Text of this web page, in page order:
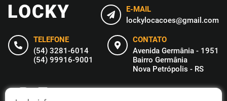
E-MAIL
lockylocacoes@gmail.com
TELEFONE
(54) 3281-6014
(54) 99916-9001
CONTATO
Avenida Germânia - 1951
Bairro Germânia
Nova Petrópolis - RS